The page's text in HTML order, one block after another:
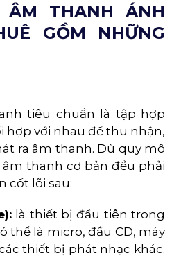
ÂM THANH ÁNH
GỒM NHỮNG
tiêu chuẩn là tập hợp
hợp với nhau để thu nhận,
raâm thanh. Dù quy mô
thanh cơ bản đều phải
cốt lõi sau:
là thiết bị đầu tiên trong
thể là micro, đầu CD, máy
thiết bị phát nhạc khác.